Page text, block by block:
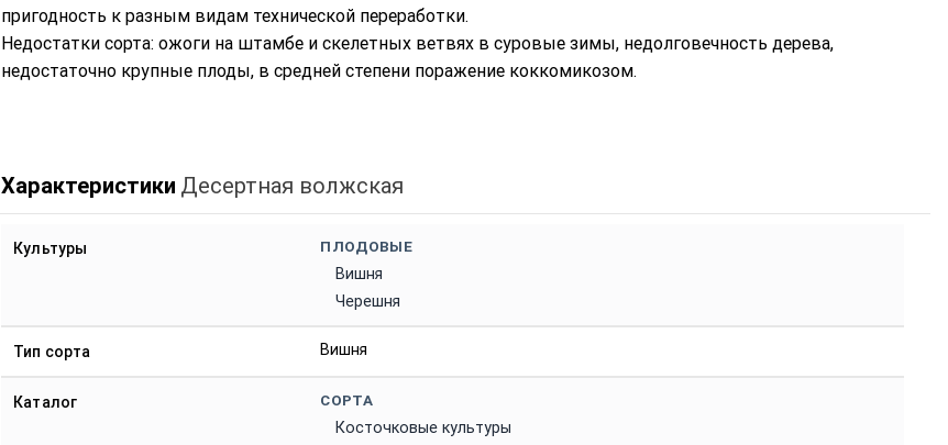
пригодность к разным видам технической переработки.
Недостатки сорта: ожоги на штамбе и скелетных ветвях в суровые зимы, недолговечность дерева,
недостаточно крупные плоды, в средней степени поражение коккомикозом.
Характеристики Десертная волжская
Культуры ПЛОДОВЫЕ
Вишня
Черешня
Тип сорта Вишня
Каталог СОРТА
Косточковые культуры